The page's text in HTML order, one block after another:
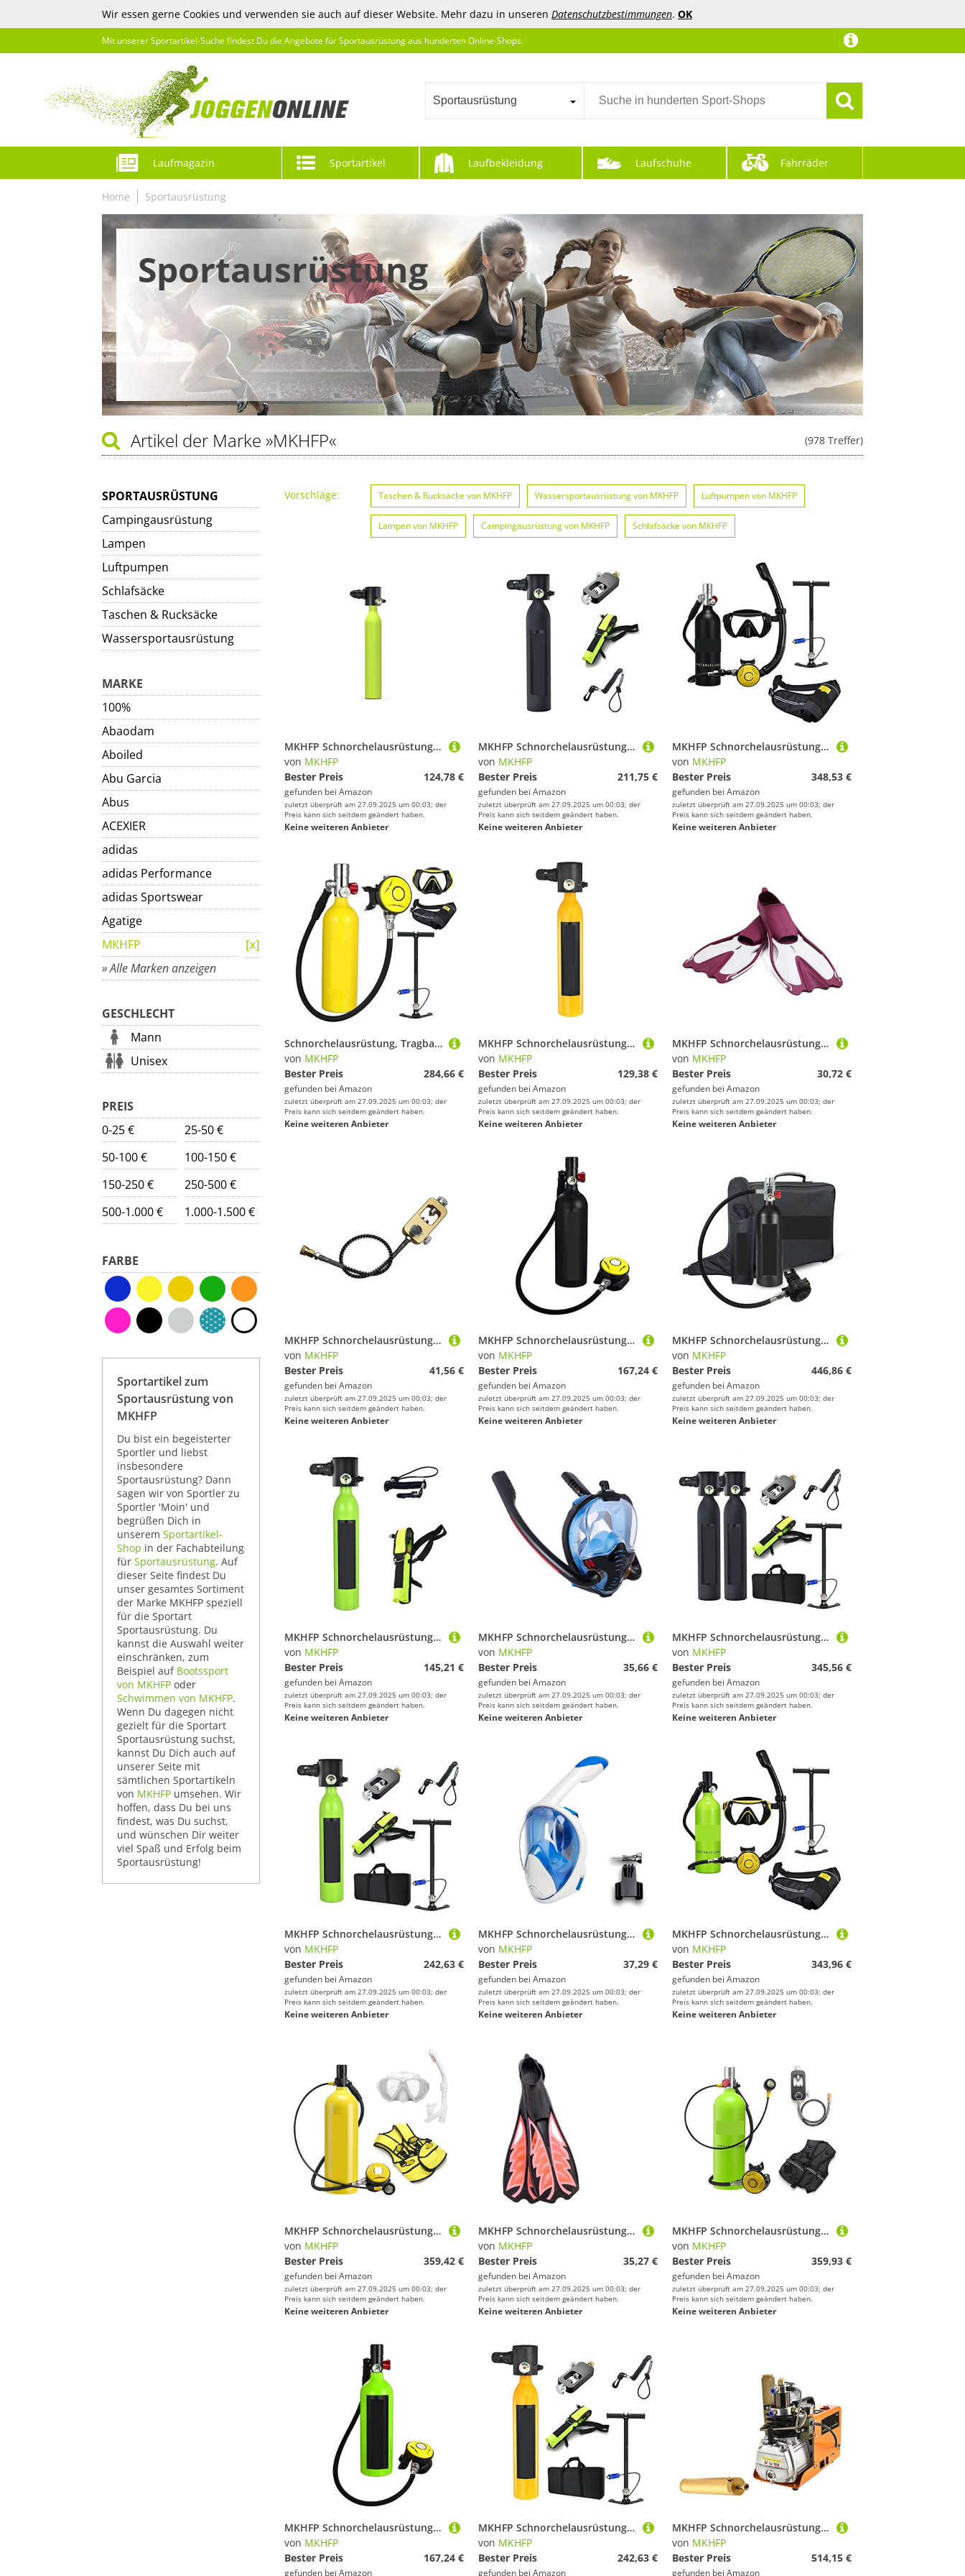
Wir essen gerne Cookies und verwenden sie auch auf dieser Website. Mehr dazu in unseren Datenschutzbestimmungen. OK
Mit unserer Sportartikel-Suche findest Du die Angebote für Sportausrüstung aus hunderten Online-Shops.
Sportausrüstung
Laufmagazin Sportartikel Laufbekleidung Laufschuhe Fahrräder
Home Sportausrüstung
Sportausrüstung
(978 Treffer)
Artikel der Marke »MKHFP«
SPORTAUSRÜSTUNG
Campingausrüstung
Lampen
Luftpumpen
Schlafsäcke
Taschen & Rucksäcke
Wassersportausrüstung
MARKE
100%
Abaodam
Aboiled
Abu Garcia
Abus
ACEXIER
adidas
adidas Performance
adidas Sportswear
Agatige
MKHFP
» Alle Marken anzeigen
GESCHLECHT
Mann
Unisex
PREIS
0-25 €
25-50 €
50-100 €
100-150 €
150-250 €
250-500 €
500-1.000 €
1.000-1.500 €
FARBE
Sportartikel zum
Sportausrüstung von
MKHFP
Du bist ein begeisterter
Sportler und liebst
insbesondere
Sportausrüstung? Dann
sagen wir von Sportler zu
Sportler 'Moin' und
begrüßen Dich in
unserem Sportartikel-
Shop in der Fachabteilung
für Sportausrüstung. Auf
dieser Seite findest Du
unser gesamtes Sortiment
der Marke MKHFP speziell
für die Sportart
Sportausrüstung. Du
kannst die Auswahl weiter
einschränken, zum
Beispiel auf Bootssport
von MKHFP oder
Schwimmen von MKHFP.
Wenn Du dagegen nicht
gezielt für die Sportart
Sportausrüstung suchst,
kannst Du Dich auch auf
unserer Seite mit
sämtlichen Sportartikeln
von MKHFP umsehen. Wir
hoffen, dass Du bei uns
findest, was Du suchst,
und wünschen Dir weiter
viel Spaß und Erfolg beim
Sportausrüstung!
Vorschläge: Taschen & Rucksäcke von MKHFP Wassersportausrüstung von MKHFP Luftpumpen von MKHFP
Lampen von MKHFP Campingausrüstung von MKHFP Schlafsäcke von MKHFP
MKHFP Schnorchelausrüstung, Outdoor-Tauchausrüstung, Schwimmzubehör, 0,5 L Mini-Sauerstoffflaschen-Atemschutzgerät(Green+Breathing Valve)
von MKHFP
Bester Preis
124,78 €
gefunden bei Amazon
zuletzt überprüft am 27.09.2025 um 00:03; der
Preis kann sich seitdem geändert haben.
Keine weiteren Anbieter
MKHFP Schnorchelausrüstung, Tragbare Unterwasser-Notfallgasflasche, Ausgestattet Mit Einem Vollständigen Satz Sauerstofftanks for Tauchatemgeräte(Black Package B)
von MKHFP
Bester Preis
211,75 €
gefunden bei Amazon
zuletzt überprüft am 27.09.2025 um 00:03; der
Preis kann sich seitdem geändert haben.
Keine weiteren Anbieter
MKHFP Schnorchelausrüstung, Schnorchel-Unterwassertauch-Rebreather-Tauchgerät, Tragbare Tiefschnorchelausrüstung(SKU7 Black Bottle Silver Head)
von MKHFP
Bester Preis
348,53 €
gefunden bei Amazon
zuletzt überprüft am 27.09.2025 um 00:03; der
Preis kann sich seitdem geändert haben.
Keine weiteren Anbieter
Schnorchelausrüstung, Tragbare Sauerstoffflasche for Tauchen Mit 1 L Fassungsvermögen(Yellow Bottle Silver Head)
von MKHFP
Bester Preis
284,66 €
gefunden bei Amazon
zuletzt überprüft am 27.09.2025 um 00:03; der
Preis kann sich seitdem geändert haben.
Keine weiteren Anbieter
MKHFP Schnorchelausrüstung, Tragbare Unterwasser-Notfall-Ersatzgasflaschen, Ausgestattet Mit Einem Kompletten Satz Atemschutzmasken(Orange0.5L Respirator)
von MKHFP
Bester Preis
129,38 €
gefunden bei Amazon
zuletzt überprüft am 27.09.2025 um 00:03; der
Preis kann sich seitdem geändert haben.
Keine weiteren Anbieter
MKHFP Schnorchelausrüstung, Schwimmflossen Erwachsene Schnorcheln Fußflossen Kinder Tauchflossen Anfänger Schwimmausrüstung Tragbare Tauchflossen for Erwachsene Und Kinder(Burgundy White,Medium)
von MKHFP
Bester Preis
30,72 €
gefunden bei Amazon
zuletzt überprüft am 27.09.2025 um 00:03; der
Preis kann sich seitdem geändert haben.
Keine weiteren Anbieter
MKHFP Schnorchelausrüstung, Adapter for Sauerstofftank, Gasfülladapter, 30 MPa, Tauchadapter(Black3 Type)
von MKHFP
Bester Preis
41,56 €
gefunden bei Amazon
zuletzt überprüft am 27.09.2025 um 00:03; der
Preis kann sich seitdem geändert haben.
Keine weiteren Anbieter
MKHFP Schnorchelausrüstung, Tauchflaschen-Schwimmzubehör, Tauch-Atemschutzmaske, Tauch-Sauerstoffflasche(Black1L Respirator)
von MKHFP
Bester Preis
167,24 €
gefunden bei Amazon
zuletzt überprüft am 27.09.2025 um 00:03; der
Preis kann sich seitdem geändert haben.
Keine weiteren Anbieter
MKHFP Schnorchelausrüstung, 1L Tauchflasche Notfallrettung Tauchmaske Tragbarer Rucksack Kleine Sauerstoffflasche(Noir)
von MKHFP
Bester Preis
446,86 €
gefunden bei Amazon
zuletzt überprüft am 27.09.2025 um 00:03; der
Preis kann sich seitdem geändert haben.
Keine weiteren Anbieter
MKHFP Schnorchelausrüstung, Tragbare Unterwasser-Notfall-Ersatzgasflaschen, Ausgestattet Mit Einem Kompletten Satz Atemschutzmasken(Green Package A)
von MKHFP
Bester Preis
145,21 €
gefunden bei Amazon
zuletzt überprüft am 27.09.2025 um 00:03; der
Preis kann sich seitdem geändert haben.
Keine weiteren Anbieter
MKHFP Schnorchelausrüstung, Erwachsene Tauchmaske Vollgesichts-Antibeschlag-Schnorchelmaske Kinderschwimmen Unterwasser-Atemschutzmaske Tauchausrüstung(Blue,S/M)
von MKHFP
Bester Preis
35,66 €
gefunden bei Amazon
zuletzt überprüft am 27.09.2025 um 00:03; der
Preis kann sich seitdem geändert haben.
Keine weiteren Anbieter
MKHFP Schnorchelausrüstung, Tragbare Unterwasser-Notfallgasflasche, Ausgestattet Mit Einem Vollständigen Satz Sauerstofftanks for Tauchatemgeräte(Black Package E)
von MKHFP
Bester Preis
345,56 €
gefunden bei Amazon
zuletzt überprüft am 27.09.2025 um 00:03; der
Preis kann sich seitdem geändert haben.
Keine weiteren Anbieter
MKHFP Schnorchelausrüstung, Tragbare Unterwasser-Notfallgasflasche, Ausgestattet Mit Einem Vollständigen Satz Sauerstofftanks for Tauchatemgeräte(Green Package D)
von MKHFP
Bester Preis
242,63 €
gefunden bei Amazon
zuletzt überprüft am 27.09.2025 um 00:03; der
Preis kann sich seitdem geändert haben.
Keine weiteren Anbieter
MKHFP Schnorchelausrüstung, Professionelle Schnorchel-Tauchmaske, Unterwasser-Tauchmaske, Vollgesichts-Schnorchelmaske, Anti-Beschlag-Schutzbrille for Schwimmausrüstung for Erwachsene(White Blue,S/M)
von MKHFP
Bester Preis
37,29 €
gefunden bei Amazon
zuletzt überprüft am 27.09.2025 um 00:03; der
Preis kann sich seitdem geändert haben.
Keine weiteren Anbieter
MKHFP Schnorchelausrüstung, Schnorchel-Unterwassertauch-Rebreather-Tauchgerät, Tragbare Tiefschnorchelausrüstung(Blackhead in Green Bottle)
von MKHFP
Bester Preis
343,96 €
gefunden bei Amazon
zuletzt überprüft am 27.09.2025 um 00:03; der
Preis kann sich seitdem geändert haben.
Keine weiteren Anbieter
MKHFP Schnorchelausrüstung, 2L Tauch-Atemschutzmaske, Tauchausrüstung, Aluminiumflasche, Gasflasche, Erwachsene, Schwimmen, Schnorcheln, Schnorchel, Restdruckmessgerät(Yellow,C)
von MKHFP
Bester Preis
359,42 €
gefunden bei Amazon
zuletzt überprüft am 27.09.2025 um 00:03; der
Preis kann sich seitdem geändert haben.
Keine weiteren Anbieter
MKHFP Schnorchelausrüstung, Flexible Komfort-Tauchflossen for Erwachsene, Professionelle Freitauch-Langflossen, Gummi, rutschfeste Schwimmflossen, Schnorchelausrüstung(Rood,Medium)
von MKHFP
Bester Preis
35,27 €
gefunden bei Amazon
zuletzt überprüft am 27.09.2025 um 00:03; der
Preis kann sich seitdem geändert haben.
Keine weiteren Anbieter
MKHFP Schnorchelausrüstung, 2L Tauchen Schnorchelausrüstung Sauerstofftank Restdruckmessgerät(Green Bottle Silver Head)
von MKHFP
Bester Preis
359,93 €
gefunden bei Amazon
zuletzt überprüft am 27.09.2025 um 00:03; der
Preis kann sich seitdem geändert haben.
Keine weiteren Anbieter
MKHFP Schnorchelausrüstung, Tauchflaschen-Schwimmzubehör, Tauch-Atemschutzmaske, Tauch-Sauerstoffflasche(Green1L Respirator)
von MKHFP
Bester Preis
167,24 €
gefunden bei Amazon
MKHFP Schnorchelausrüstung, Tragbare Unterwasser-Notfallgasflasche, Ausgestattet Mit Einem Vollständigen Satz Sauerstofftanks for Tauchatemgeräte(Yellow Package D)
von MKHFP
Bester Preis
242,63 €
gefunden bei Amazon
MKHFP Schnorchelausrüstung, SAIC Schnelle Und Geruchlose Elektrische Hochdruckluftpumpe 40 MPa Kleine Luftpumpe Speziell for Die Tauchatmung(Air Pump (with Ultra Filter))
von MKHFP
Bester Preis
514,15 €
gefunden bei Amazon